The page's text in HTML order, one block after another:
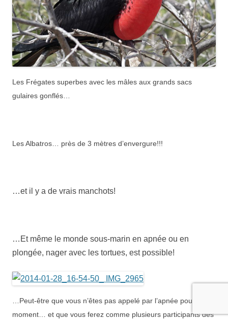
Les Frégates superbes avec les mâles aux grands sacs
gulaires gonflés…
Les Albatros… près de 3 mètres d’envergure!!!
…et il y a de vrais manchots!
…Et même le monde sous-marin en apnée ou en
plongée, nager avec les tortues, est possible!
…Peut-être que vous n’êtes pas appelé par l’apnée pour le
moment… et que vous ferez comme plusieurs participants des